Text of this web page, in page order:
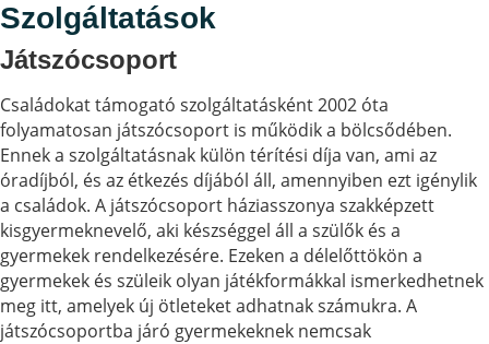
specializált összeállítására különösen nagy figyelmet
szentelünk. Különböző típusú táplálék allergiás
gyermekek étkeztetését is biztosítani tudjuk, az ételek
elkészítését dietetikus végzettségű élelmezésvezető
felügyeli.
A családok támogatása, a szülői kompetencia növelése, a
család és a bölcsőde közötti kapcsolat erősítése
érdekében évente több alaklommal közös családi
programokat szervezünk. Ezek a programok építik és
erősítik a család és bölcsőde közötti kapcsolatot.
Családokat támogató szolgáltatásként 2002 óta
folyamatosan játszócsoport is működik a bölcsődében.
Szolgáltatások
Játszócsoport
Családokat támogató szolgáltatásként 2002 óta
folyamatosan játszócsoport is működik a bölcsődében.
Ennek a szolgáltatásnak külön térítési díja van, ami az
óradíjból, és az étkezés díjából áll, amennyiben ezt igénylik
a családok. A játszócsoport háziasszonya szakképzett
kisgyermeknevelő, aki készséggel áll a szülők és a
gyermekek rendelkezésére. Ezeken a délelőttökön a
gyermekek és szüleik olyan játékformákkal ismerkedhetnek
meg itt, amelyek új ötleteket adhatnak számukra. A
játszócsoportba járó gyermekeknek nemcsak